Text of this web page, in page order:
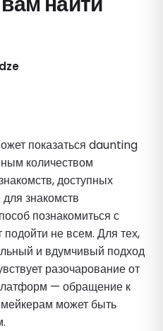
показаться daunting
количеством
доступных
знакомств
познакомиться с
не всем. Для тех,
и вдумчивый подход
разочарование от
— обращение к
может быть